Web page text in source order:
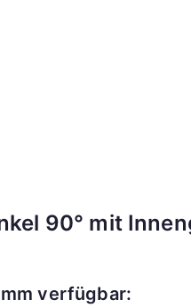
90° mit
verfügbar: